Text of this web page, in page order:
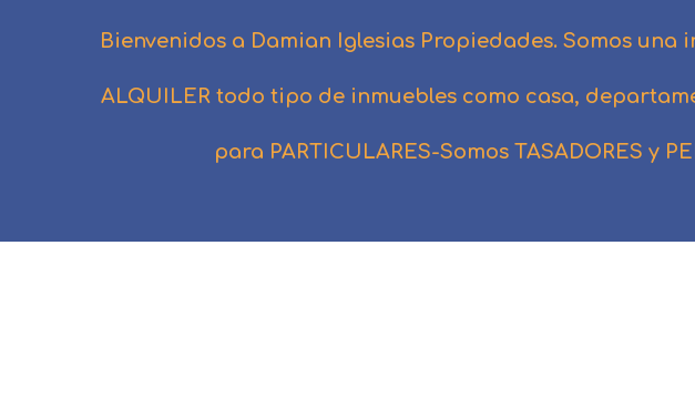
Bienvenidos a Damian Iglesias Propiedades. Somos
ALQUILER todo tipo de inmuebles como casa,
para PARTICULARES-Somos TASADORES y